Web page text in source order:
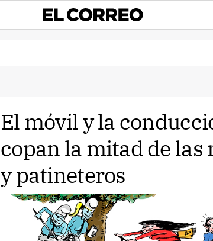
El móvil y la
copan la mitad de
y patineteros